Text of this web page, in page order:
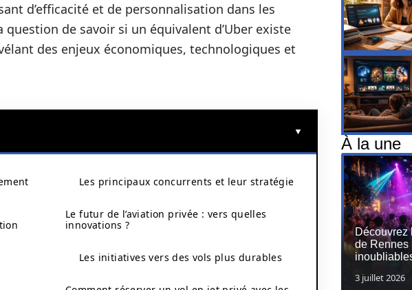
d’efficacité et de personnalisation dans les
question de savoir si un équivalent d’Uber existe
des enjeux économiques, technologiques et
Les principaux concurrents et leur stratégie
Le futur de l’aviation privée : vers quelles
innovations ?
Les initiatives vers des vols plus durables
À la une
Découvrez
de Rennes
3 juillet 2026